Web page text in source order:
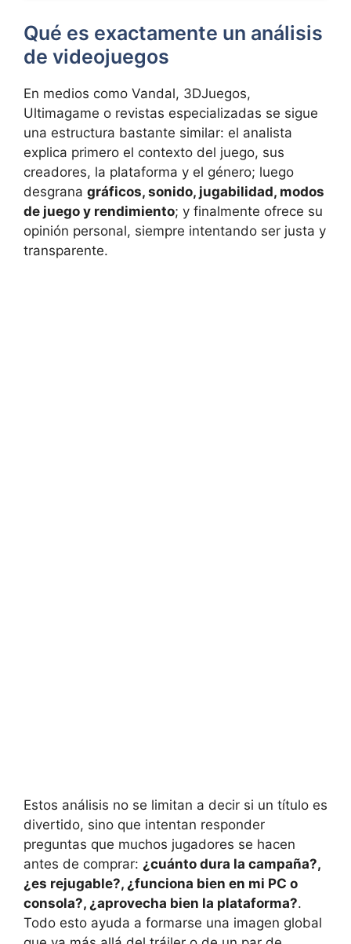
Qué es exactamente un análisis
de videojuegos
En medios como Vandal, 3DJuegos,
Ultimagame o revistas especializadas se sigue
una estructura bastante similar: el analista
explica primero el contexto del juego, sus
creadores, la plataforma y el género; luego
desgrana gráficos, sonido, jugabilidad, modos
de juego y rendimiento; y finalmente ofrece su
opinión personal, siempre intentando ser justa y
transparente.
Estos análisis no se limitan a decir si un título es
divertido, sino que intentan responder
preguntas que muchos jugadores se hacen
antes de comprar: ¿cuánto dura la campaña?,
¿es rejugable?, ¿funciona bien en mi PC o
consola?, ¿aprovecha bien la plataforma?.
Todo esto ayuda a formarse una imagen global